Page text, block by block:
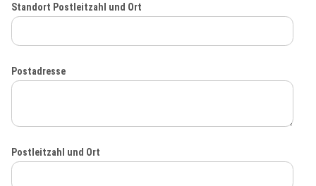
Standort Postleitzahl und Ort
Postadresse
Postleitzahl und Ort